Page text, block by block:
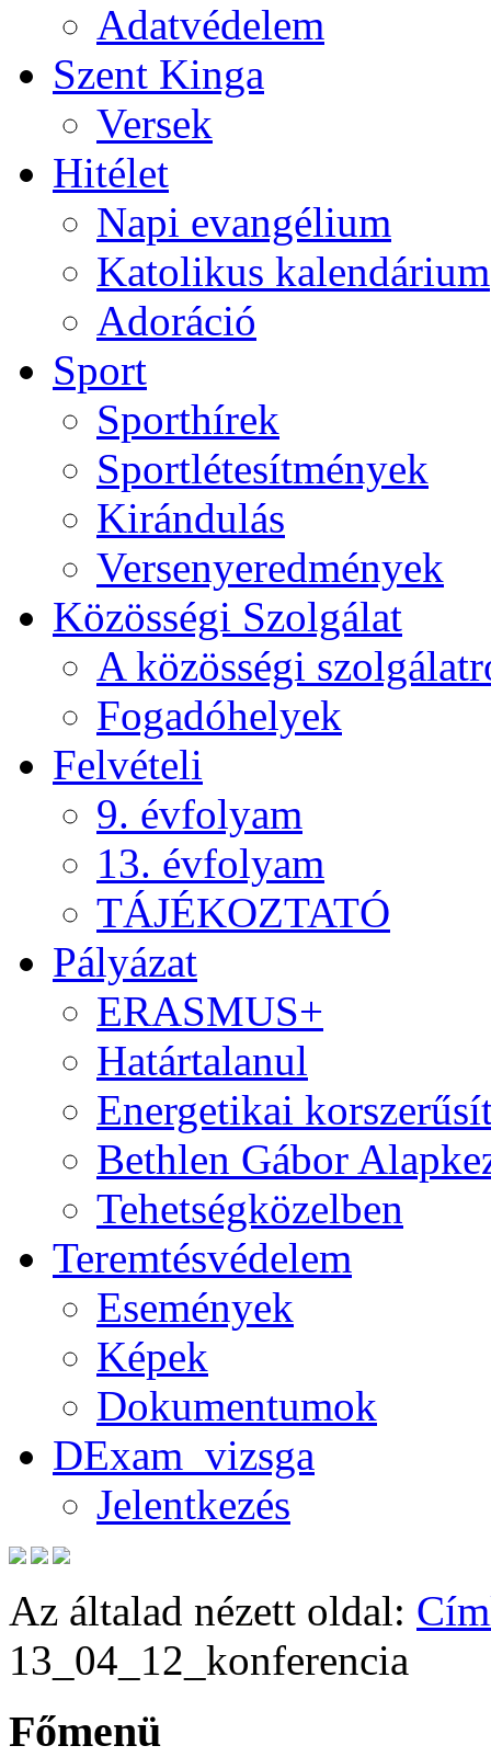
Adatvédelem
Szent Kinga
Versek
Hitélet
Napi evangélium
Katolikus kalendárium
Adoráció
Sport
Sporthírek
Sportlétesítmények
Kirándulás
Versenyeredmények
Közösségi Szolgálat
A közösségi
Fogadóhelyek
Felvételi
9. évfolyam
13. évfolyam
TÁJÉKOZTATÓ
Pályázat
ERASMUS+
Határtalanul
Energetikai
Bethlen Gábor
Tehetségközelben
Teremtésvédelem
Események
Képek
Dokumentumok
DExam_vizsga
Jelentkezés
Az általad nézett oldal:
13_04_12_konferencia
Főmenü